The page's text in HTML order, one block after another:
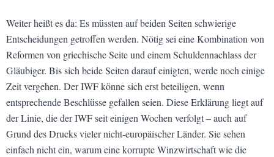
Weiter heißt es da: Es müssten auf beiden Seiten schwierige
Entscheidungen getroffen werden. Nötig sei eine Kombination von
Reformen von griechische Seite und einem Schuldennachlass der
Gläubiger. Bis sich beide Seiten darauf einigten, werde noch einige
Zeit vergehen. Der IWF könne sich erst beteiligen, wenn
entsprechende Beschlüsse gefallen seien. Diese Erklärung liegt auf
der Linie, die der IWF seit einigen Wochen verfolgt – auch auf
Grund des Drucks vieler nicht-europäischer Länder. Sie sehen
einfach nicht ein, warum eine korrupte Winzwirtschaft wie die